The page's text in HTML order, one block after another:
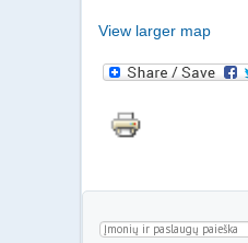
View larger map
Paieškos forma